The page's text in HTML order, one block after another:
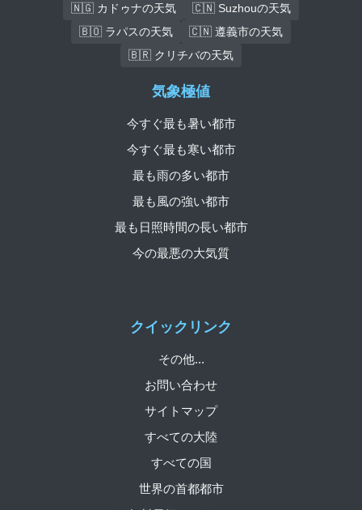
🇳🇬 カドゥナの天気
🇨🇳 Suzhouの天気
🇧🇴 ラパスの天気
🇨🇳 遵義市の天気
🇧🇷 クリチバの天気
クイックリンク
その他...
お問い合わせ
サイトマップ
すべての大陸
すべての国
世界の首都都市
気象極値
今すぐ最も暑い都市
今すぐ最も寒い都市
最も雨の多い都市
最も風の強い都市
最も日照時間の長い都市
今の最悪の大気質